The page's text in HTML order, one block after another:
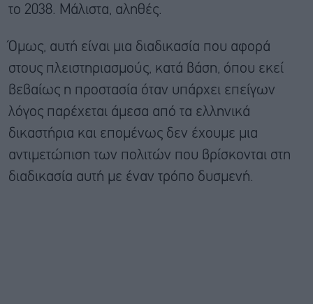
το 2038. Μάλιστα, αληθές.
Όμως, αυτή είναι μια διαδικασία που αφορά
στους πλειστηριασμούς, κατά βάση, όπου εκεί
βεβαίως η προστασία όταν υπάρχει επείγων
λόγος παρέχεται άμεσα από τα ελληνικά
δικαστήρια και επομένως δεν έχουμε μια
αντιμετώπιση των πολιτών που βρίσκονται στη
διαδικασία αυτή με έναν τρόπο δυσμενή.